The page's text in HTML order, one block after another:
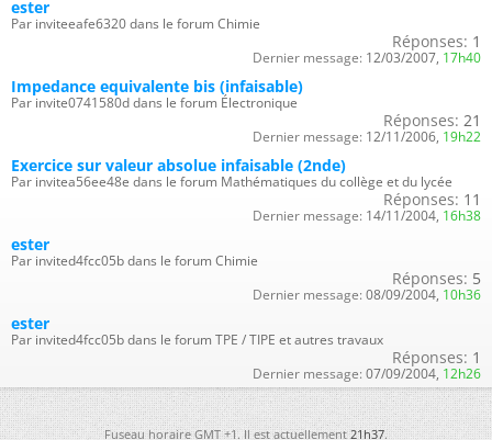
ester
Par inviteeafe6320 dans le forum Chimie
Réponses: 1
Dernier message: 12/03/2007, 17h40
Impedance equivalente bis (infaisable)
Par invite0741580d dans le forum Électronique
Réponses: 21
Dernier message: 12/11/2006, 19h22
Exercice sur valeur absolue infaisable (2nde)
Par invitea56ee48e dans le forum Mathématiques du collège et du lycée
Réponses: 11
Dernier message: 14/11/2004, 16h38
ester
Par invited4fcc05b dans le forum Chimie
Réponses: 5
Dernier message: 08/09/2004, 10h36
ester
Par invited4fcc05b dans le forum TPE / TIPE et autres travaux
Réponses: 1
Dernier message: 07/09/2004, 12h26
Fuseau horaire GMT +1. Il est actuellement21h37.